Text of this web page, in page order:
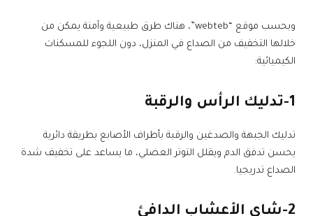
وبحسب موقع “webteb”، هناك طرق طبيعية وآمنة يمكن من
خلالها التخفيف من الصداع في المنزل، دون اللجوء للمسكنات
الكيميائية:
1-تدليك الرأس والرقبة
تدليك الجبهة والصدغين والرقبة بأطراف الأصابع بطريقة دائرية
يحسن تدفق الدم ويقلل التوتر العضلي، ما يساعد على تخفيف شدة
الصداع تدريجيا.
2-شاي الأعشاب الدافئ